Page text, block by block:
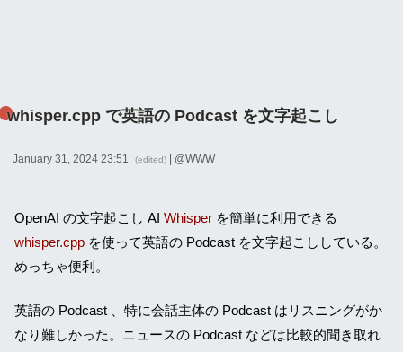
whisper.cpp で英語の Podcast を文字起こし
January 31, 2024 23:51 (edited) | @WWW
OpenAI の文字起こし AI Whisperを簡単に利用できる
whisper.cppを使って英語の Podcast を文字起こししている。
めっちゃ便利。
英語の Podcast 、特に会話主体の Podcast はリスニングがか
なり難しかった。ニュースの Podcast などは比較的聞き取れ